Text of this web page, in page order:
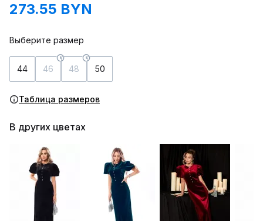
273.55 BYN
Выберите размер
44 46 48 50
Таблица размеров
В других цветах